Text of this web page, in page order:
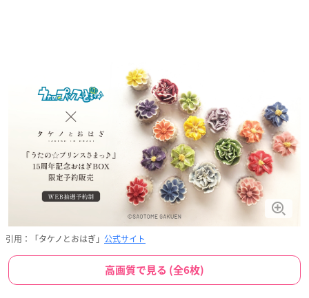
引用：「タケノとおはぎ」 公式サイト
高画質で見る (全6枚)